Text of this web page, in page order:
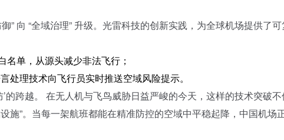
御” 向 “全域治理” 升级。光雷科技的创新实践，为全球机场提供了
名单，从源头减少非法飞行；
处理技术向飞行员实时推送空域风险提示。
’的跨越。 在无人机与飞鸟威胁日益严峻的今天，这样的技术突破
施”。当每一架航班都能在精准防控的空域中平稳起降，中国机场